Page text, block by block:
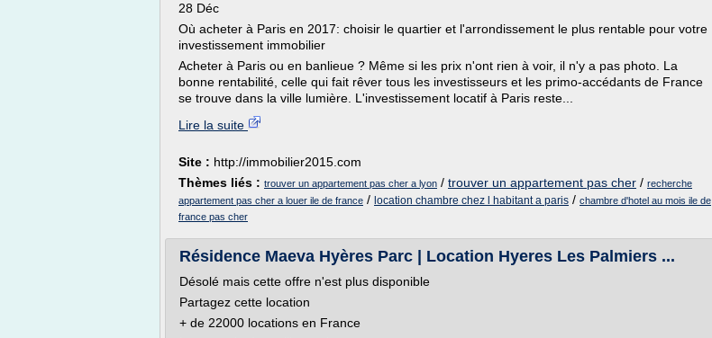
28 Déc
Où acheter à Paris en 2017: choisir le quartier et l'arrondissement le plus rentable pour votre
investissement immobilier
Acheter à Paris ou en banlieue ? Même si les prix n'ont rien à voir, il n'y a pas photo. La
bonne rentabilité, celle qui fait rêver tous les investisseurs et les primo-accédants de France
se trouve dans la ville lumière. L'investissement locatif à Paris reste...
Lire la suite
Site : http://immobilier2015.com
Thèmes liés : trouver un appartement pas cher a lyon / trouver un appartement pas cher / recherche
appartement pas cher a louer ile de france / location chambre chez l habitant a paris / chambre d'hotel au mois ile de
france pas cher
Résidence Maeva Hyères Parc | Location Hyeres Les Palmiers ...
Désolé mais cette offre n'est plus disponible
Partagez cette location
+ de 22000 locations en France